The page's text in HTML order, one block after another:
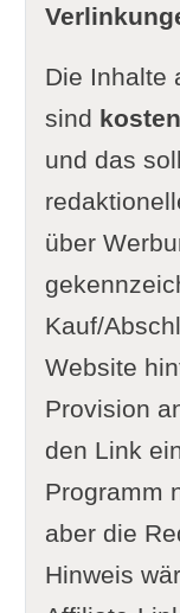
Die Inhalte
sind
und das
über
Kauf/
Website
Provision
den Link
Programm
aber die
Hinweis